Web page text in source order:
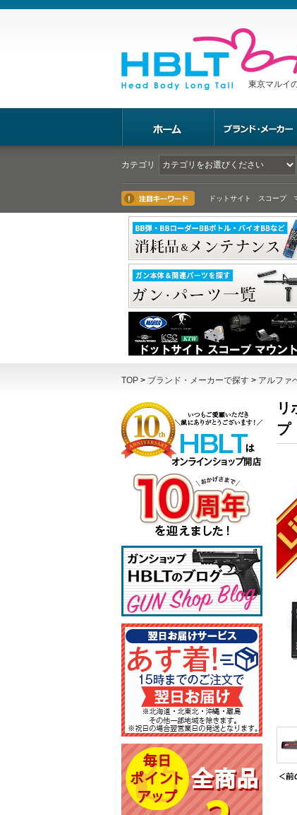
東京マルイ
カテゴリ
ドットサイト スコープ
TOP > ブランド・メーカーで探す > アルファ
リ
プ